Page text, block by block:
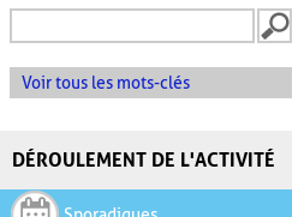
Voir tous les mots-clés
DÉROULEMENT DE L'ACTIVITÉ